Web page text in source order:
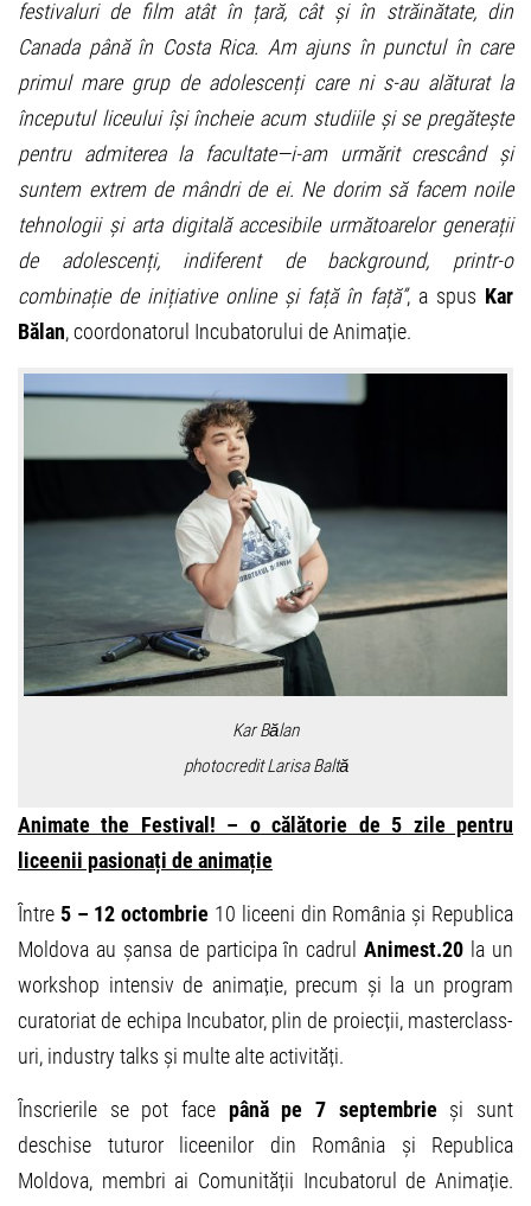
festivaluri de film atât în țară, cât și în străinătate, din
Canada până în Costa Rica. Am ajuns în punctul în care
primul mare grup de adolescenți care ni s-au alăturat la
începutul liceului își încheie acum studiile și se pregătește
pentru admiterea la facultate—i-am urmărit crescând și
suntem extrem de mândri de ei. Ne dorim să facem noile
tehnologii și arta digitală accesibile următoarelor generații
de adolescenți, indiferent de background, printr-o
combinație de inițiative online și față în față”, a spus Kar
Bălan, coordonatorul Incubatorului de Animație.
Kar Bălan
photocredit Larisa Baltă
Animate the Festival! – o călătorie de 5 zile pentru
liceenii pasionați de animație
Între 5 – 12 octombrie 10 liceeni din România și Republica
Moldova au șansa de participa în cadrulAnimest.20 la un
workshop intensiv de animație, precum și la un program
curatoriat de echipa Incubator, plin de proiecții, masterclass-
uri, industry talks și multe alte activități.
Înscrierile se pot face până pe 7 septembrieși sunt
deschise tuturor liceenilor din România și Republica
Moldova, membri ai Comunității Incubatorul de Animație.